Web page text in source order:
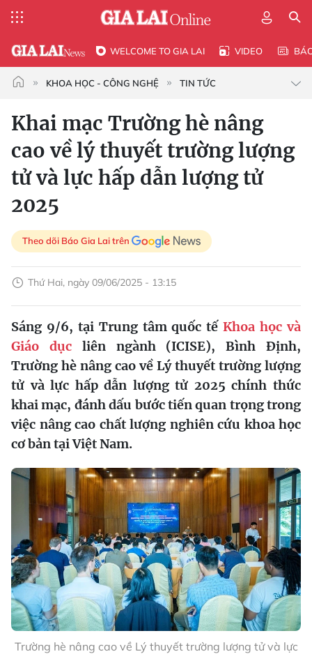
WELCOME TO GIA LAI VIDEO
KHOA HỌC - CÔNG NGHỆ TIN TỨC
Khai mạc Trường hè nâng
cao về lý thuyết trường lượng
tử và lực hấp dẫn lượng tử
2025
Theo dõi Báo Gia Lai trên
Thứ Hai, ngày 09/06/2025 - 13:15
Sáng 9/6, tại Trung tâm quốc tếKhoa học và
Giáo dụcliên ngành (ICISE), Bình Định,
Trường hè nâng cao về Lý thuyết trường lượng
tử và lực hấp dẫn lượng tử 2025 chính thức
khai mạc, đánh dấu bước tiến quan trọng trong
việc nâng cao chất lượng nghiên cứu khoa học
cơ bản tại Việt Nam.
Trường hè nâng cao về Lý thuyết trường lượng tử và lực